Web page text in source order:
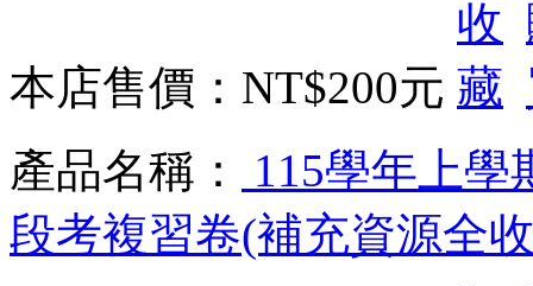
本店售價： NT$200元
產品名稱：
115學年上
段考複習卷(補充資源全